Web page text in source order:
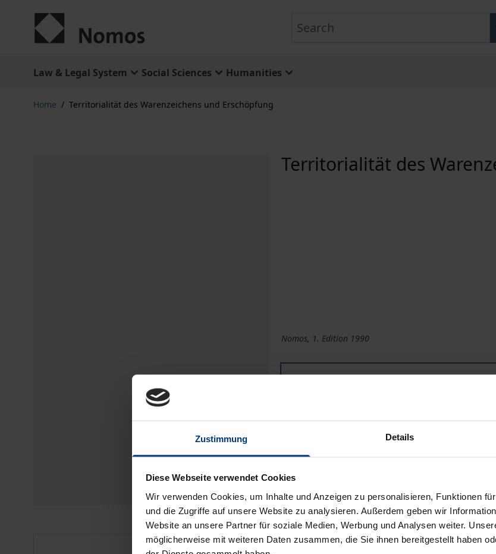
Zustimmung Details
Diese Webseite verwendet Cookies
Wir verwenden Cookies, um Inhalte und Anzeigen zu personalisieren, Funktionen
und die Zugriffe auf unsere Website zu analysieren. Außerdem geben wir
Website an unsere Partner für soziale Medien, Werbung und Analysen weiter.
möglicherweise mit weiteren Daten zusammen, die Sie ihnen bereitgestellt haben
Law & Legal System Social Sciences Humanities
Home / Territorialität des Warenzeichens und Erschöpfung
Territorialität des
Nomos, 1. Edition 1990
Bibliographical data